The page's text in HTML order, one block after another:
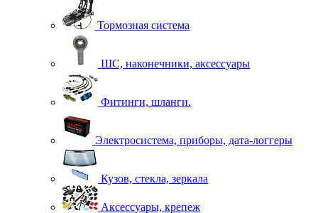
Тормозная система
ШС, наконечники, аксессуары
Фитинги, шланги.
Электросистема, приборы, дата-логгеры
Кузов, стекла, зеркала
Аксессуары, крепеж